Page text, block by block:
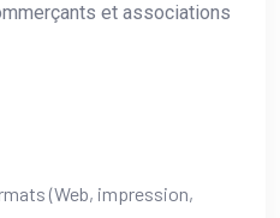
et associations
(Web, impression,